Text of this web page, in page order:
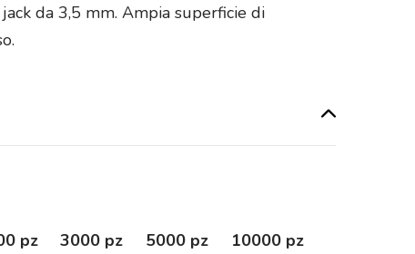
da 3,5 mm. Ampia superficie di
pz 3000 pz 5000 pz
10000 pz